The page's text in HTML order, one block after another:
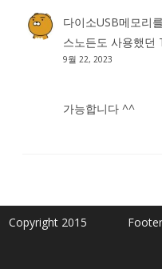
다이소USB메모리
스노든도 사용했던
9월 22, 2023
가능합니다 ^^
Copyright 2015